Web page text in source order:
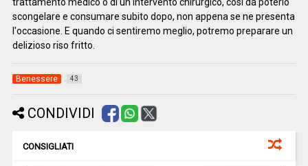
scongelare e consumare subito dopo, non appena se ne presenta
l'occasione. E quando ci sentiremo meglio, potremo preparare un
delizioso riso fritto.
Benessere 43
CONDIVIDI
CONSIGLIATI